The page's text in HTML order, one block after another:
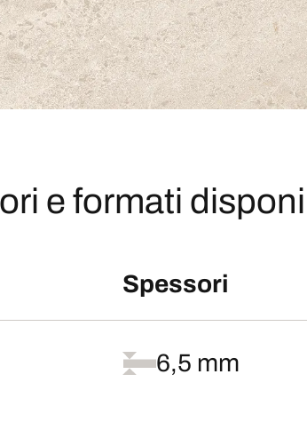
e formati
Spessori
6,5 mm